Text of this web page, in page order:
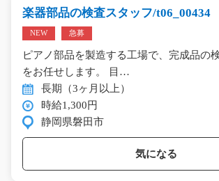
楽器部品の検査スタッフ/t06_00434
NEW 急募
ピアノ部品を製造する工場で、完成品の
をお任せします。 目…
長期（3ヶ月以上）
時給1,300円
静岡県磐田市
気になる